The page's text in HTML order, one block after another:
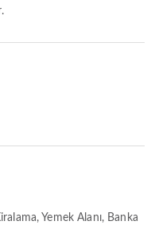
Yemek Alanı, Banka